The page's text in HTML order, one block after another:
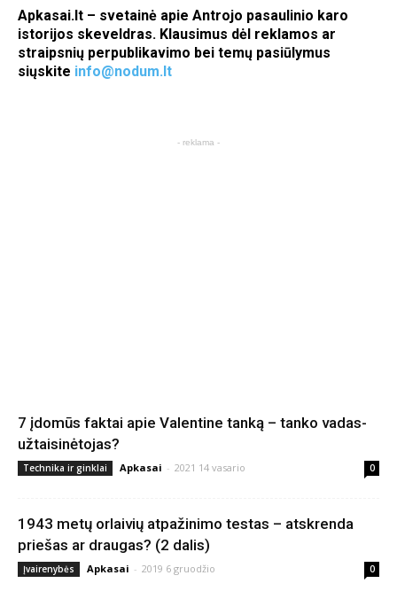
Apkasai.lt – svetainė apie Antrojo pasaulinio karo
istorijos skeveldras. Klausimus dėl reklamos ar
straipsnių perpublikavimo bei temų pasiūlymus
siųskite info@nodum.lt
- reklama -
7 įdomūs faktai apie Valentine tanką – tanko vadas-
užtaisinėtojas?
Technika ir ginklai Apkasai - 2021 14 vasario 0
1943 metų orlaivių atpažinimo testas – atskrenda
priešas ar draugas? (2 dalis)
Įvairenybės Apkasai - 2019 6 gruodžio 0